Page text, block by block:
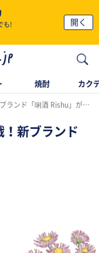
も!
開く
焼酎 カク
ンド「唎酒 Rishu」が誕生
！新ブランド